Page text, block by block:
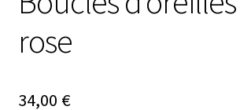
rose
34,00 €